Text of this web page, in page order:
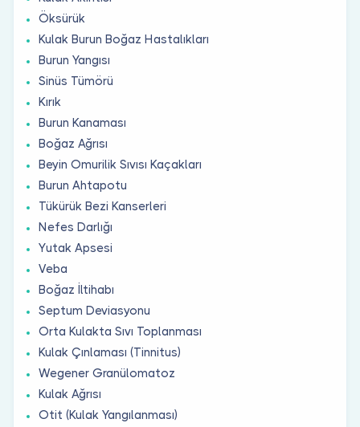
Öksürük
Kulak Burun Boğaz Hastalıkları
Burun Yangısı
Sinüs Tümörü
Kırık
Burun Kanaması
Boğaz Ağrısı
Beyin Omurilik Sıvısı Kaçakları
Burun Ahtapotu
Tükürük Bezi Kanserleri
Nefes Darlığı
Yutak Apsesi
Veba
Boğaz İltihabı
Septum Deviasyonu
Orta Kulakta Sıvı Toplanması
Kulak Çınlaması (Tinnitus)
Wegener Granülomatoz
Kulak Ağrısı
Otit (Kulak Yangılanması)